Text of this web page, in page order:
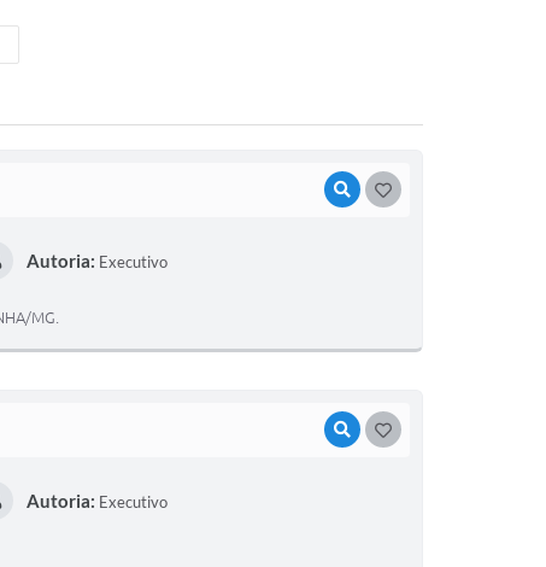
VISUALIZAR
Autoria: Executivo
MG.
VISUALIZAR
Autoria: Executivo